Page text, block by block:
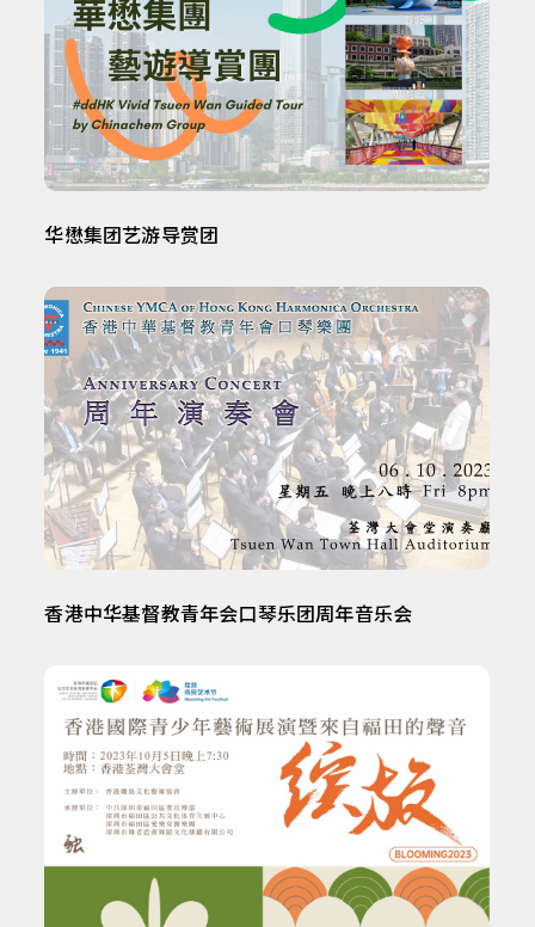
华懋集团艺游导赏团
香港中华基督教青年会口琴乐团周年音乐会